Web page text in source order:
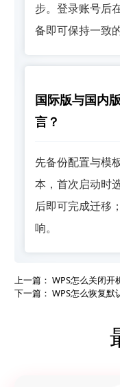
步。登录账号后
备即可保持一致
国际版与国内
言？
先备份配置与模
本，首次启动时
后即可完成迁移
响。
上一篇： WPS怎么关闭开
下一篇： WPS怎么恢复默